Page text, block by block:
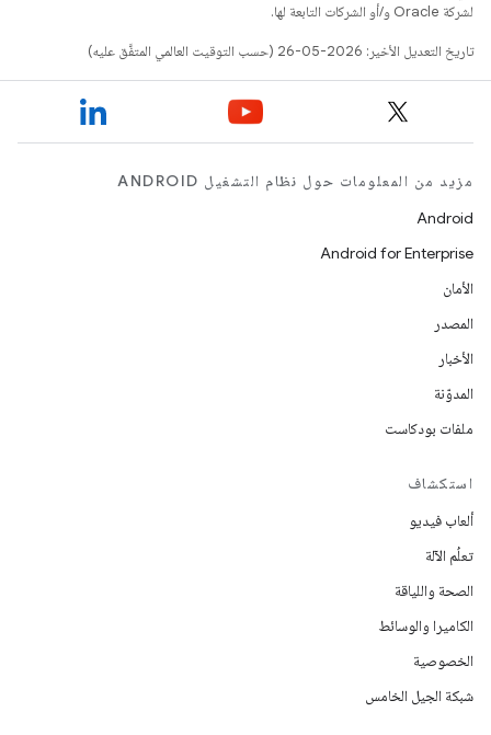
لشركة Oracle و/أو الشركات التابعة لها.
تاريخ التعديل الأخير: 2026-05-26 (حسب التوقيت العالمي المتفَّق عليه)
مزيد من المعلومات حول نظام التشغيل ANDROID
Android
Android for Enterprise
الأمان
المصدر
الأخبار
المدوّنة
ملفات بودكاست
استكشاف
ألعاب فيديو
تعلُم الآلة
الصحة واللياقة
الكاميرا والوسائط
الخصوصية
شبكة الجيل الخامس